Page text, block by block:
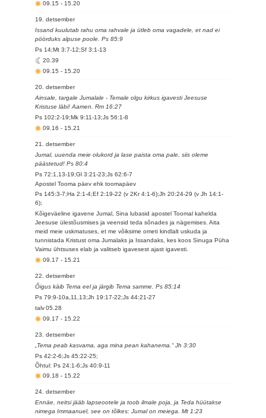
09.15- 15.20
19. detsember
Issand kuulutab rahu oma rahvale ja ütleb oma vagadele, et nad ei
pöörduks alpuse poole. Ps 85:9
Ps 14;Mt 3:7-12;Sf 3:1-13
20.39
09.15- 15.20
20. detsember
Ainsale, targale Jumalale - Temale olgu kirkus igavesti Jeesuse
Kristuse läbi! Aamen. Rm 16:27
Ps 102:2-19;Mk 9:11-13;Js 56:1-8
09.16- 15.21
21. detsember
Jumal, uuenda meie olukord ja lase paista oma pale, siis oleme
päästetud! Ps 80:4
Ps 72:1,13-19;Gl 3:21-23;Js 62:6-7
Apostel Tooma päev ehk toomapäev
Ps 145:3-7;Ha 2:1-4;Ef 2:19-22 (v 2Kr 4:1-6);Jh 20:24-29 (v Jh 14:1-
6);
Kõigeväeline igavene Jumal, Sina lubasid apostel Toomal kahelda
Jeesuse ülestõusmises ja veensid teda sõnades ja nägemises. Aita
meid meie uskmatuses, et me võiksime ometi kindlalt uskuda ja
tunnistada Kristust oma Jumalaks ja Issandaks, kes koos Sinuga Püha
Vaimu ühtsuses elab ja valitseb igavesest ajast igavesti.
09.17- 15.21
22. detsember
Õigus käib Tema eel ja järgib Tema samme. Ps 85:14
Ps 79:9-10a,11,13;Jh 19:17-22;Js 44:21-27
talv 05.28
09.17- 15.22
23. detsember
„Tema peab kasvama, aga mina pean kahanema.“ Jh 3:30
Ps 42:2-6;Js 45:22-25;
Õhtul: Ps 24:1-6;Js 40:9-11
09.18- 15.22
24. detsember
Ennäe, neitsi jääb lapseootele ja toob ilmale poja, ja Teda hüütakse
nimega Immaanuel, see on tõlkes: Jumal on meiega. Mt 1:23